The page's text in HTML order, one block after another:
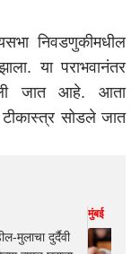
निवडणुकीमधील
या पराभवानंतर
जात आहे. आता
सोडले जात
मुलाचा दुर्दैवी
मुंबई